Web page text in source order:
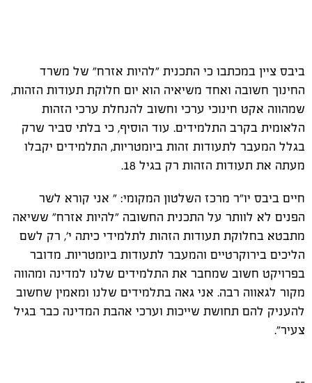
ביבס ציין במכתבו כי התכנית "להיות אזרח" של משרד
החינוך חשובה ואחד משיאיה הוא יום חלוקת תעודות הזהות,
שמהווה אקט חינוכי ערכי וחשוב להנחלת ערכי הזהות
הלאומית בקרב התלמידים. עוד הוסיף, כי בלתי סביר שרק
בגלל המעבר לתעודות זהות ביומטריות, התלמידים יקבלו
מעתה את תעודות הזהות רק בגיל 18.
חיים ביבס יו"ר מרכז השלטון המקומי: " אני קורא לשר
הפנים לא לוותר על התכנית החשובה "להיות אזרח" ששיאה
מתבטא בחלוקת תעודות הזהות לתלמידי כיתה י', רק לשם
הליכים בירוקרטיים והמעבר לתעודות ביומטריות. מדובר
בפרויקט חשוב שמחבר את התלמידים שלנו למדינה ומהווה
מקור לגאווה רבה. אני גאה בתלמידים שלנו ומאמין שחשוב
להעניק להם תחושת שייכות וערכי אהבת המדינה כבר בגיל
צעיר".